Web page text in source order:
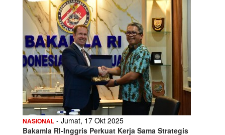
NASIONAL - Jumat, 17 Okt 2025
Bakamla RI-Inggris Perkuat Kerja Sama Strategis